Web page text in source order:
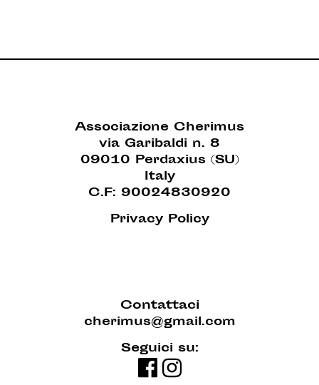
Associazione Cherimus
via Garibaldi n. 8
09010 Perdaxius (SU)
Italy
C.F: 90024830920
Privacy Policy
Contattaci
cherimus@gmail.com
Seguici su: